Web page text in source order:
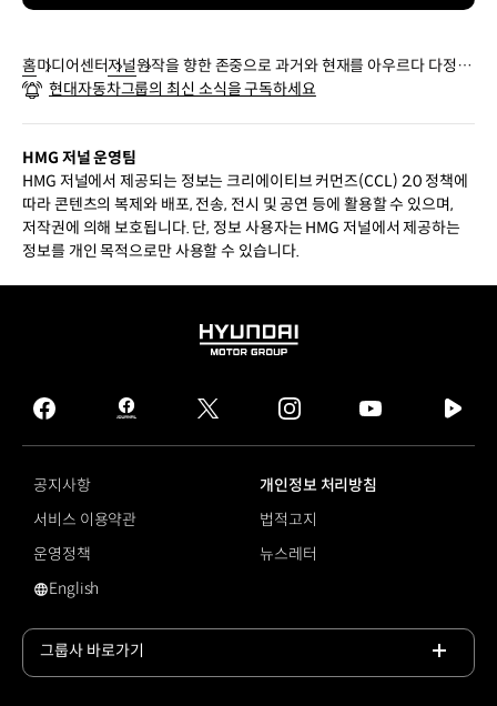
홈미디어센터저널원작을 향한 존중으로 과거와 현재를 아우르다 다정한
내 친구, 돌아온 씽씽이
현대자동차그룹의 최신 소식을 구독하세요
HMG 저널 운영팀
HMG 저널에서 제공되는 정보는 크리에이티브 커먼즈(CCL) 2.0 정책에
따라 콘텐츠의 복제와 배포, 전송, 전시 및 공연 등에 활용할 수 있으며,
저작권에 의해 보호됩니다. 단, 정보 사용자는 HMG 저널에서 제공하는
정보를 개인 목적으로만 사용할 수 있습니다.
HYUNDAI
GROUP
facebook
hmg
journal
twitter instagram
tv
공지사항
개인정보 처리방침
서비스 이용약관
법적고지
운영정책
뉴스레터
영문 사이트로 이동
English
그룹사 바로가기